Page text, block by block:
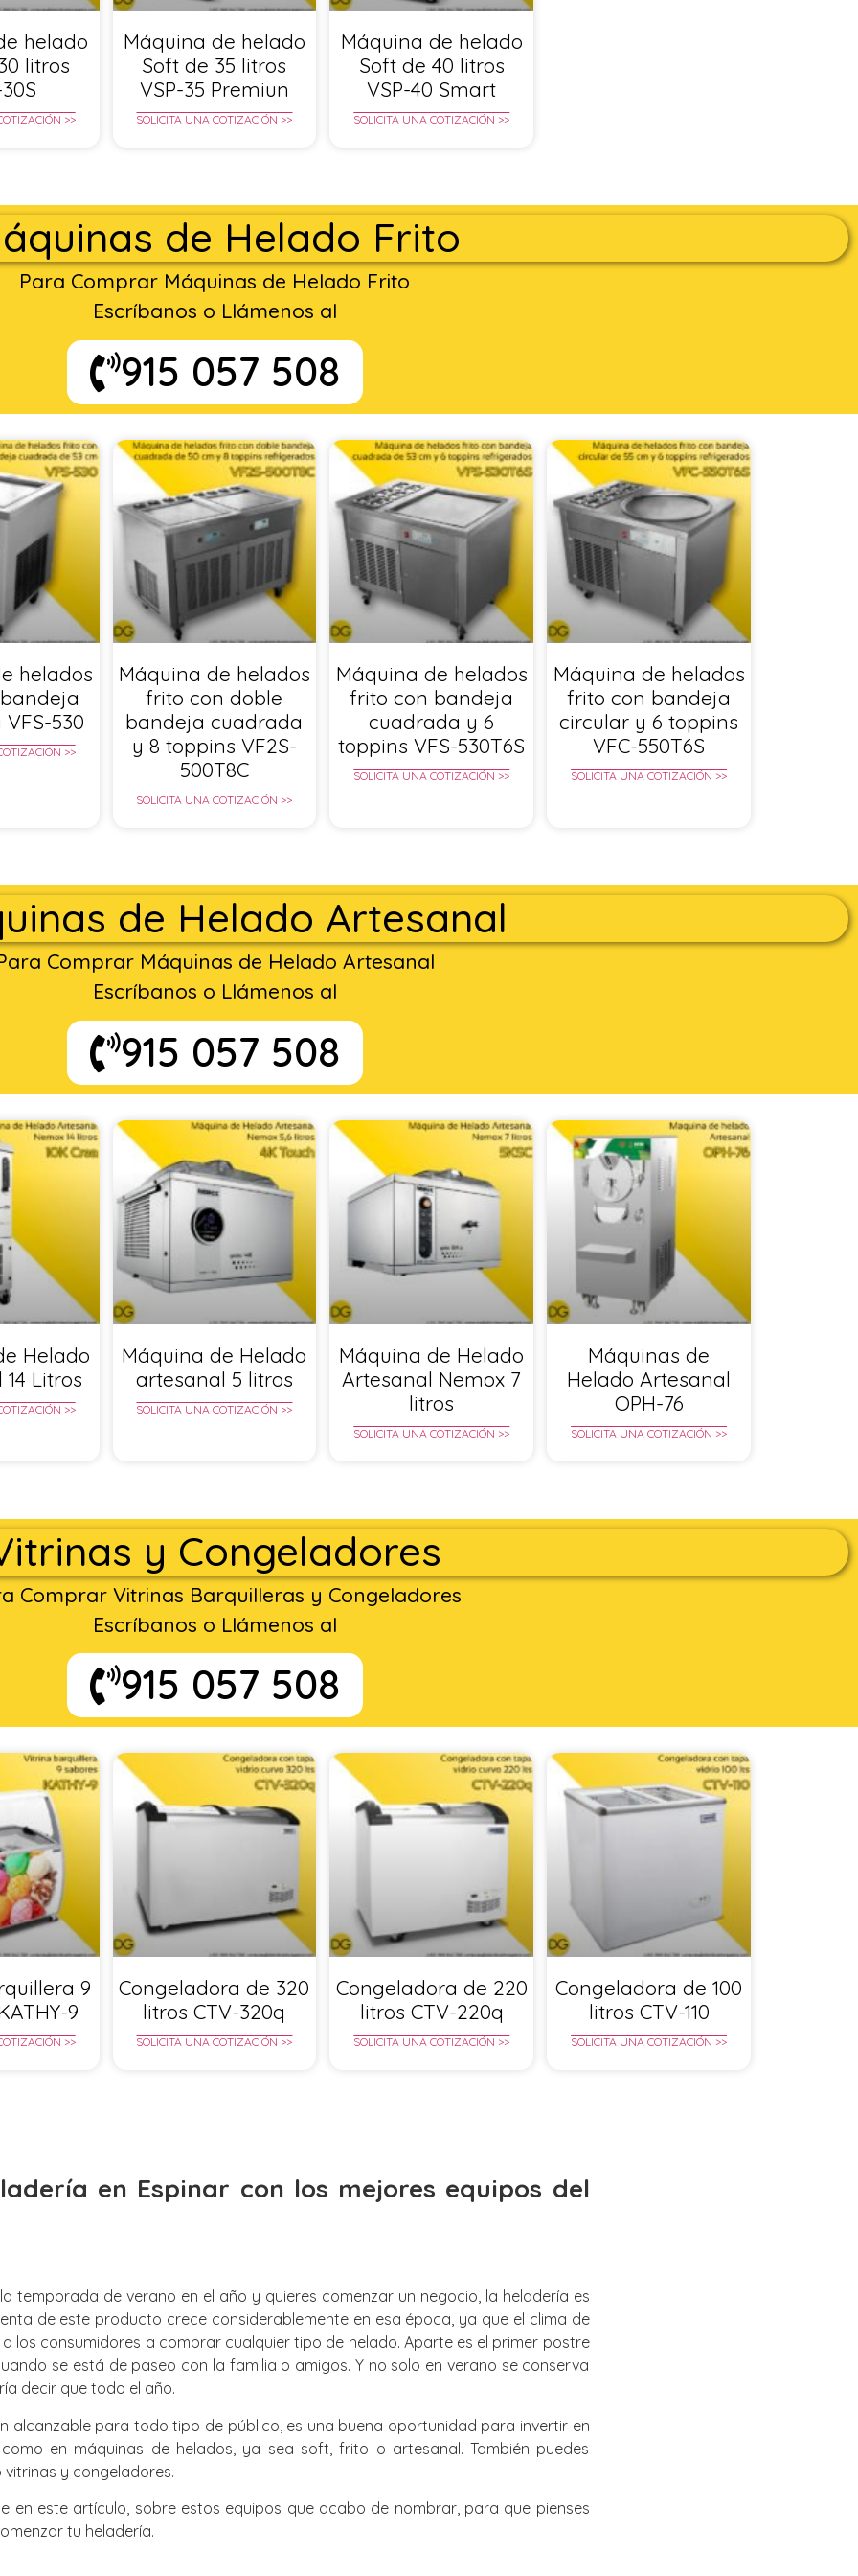
helado
litros
>>
Máquina de helado
Soft de 35 litros
VSP-35 Premiun
SOLICITA UNA COTIZACIÓN >>
Máquina de helado
Soft de 40 litros
VSP-40 Smart
SOLICITA UNA COTIZACIÓN >>
de Helado Frito
Para Comprar Máquinas de Helado Frito
Escríbanos o Llámenos al
915 057 508
helados
530
>>
Máquina de helados
frito con doble
bandeja cuadrada
y 8 toppins VF2S-
500T8C
SOLICITA UNA COTIZACIÓN >>
Máquina de helados
frito con bandeja
cuadrada y 6
toppins VFS-530T6S
SOLICITA UNA COTIZACIÓN >>
Máquina de helados
frito con bandeja
circular y 6 toppins
VFC-550T6S
SOLICITA UNA COTIZACIÓN >>
de Helado Artesanal
Comprar Máquinas de Helado Artesanal
Escríbanos o Llámenos al
915 057 508
Helado
Litros
>>
Máquina de Helado
artesanal 5 litros
SOLICITA UNA COTIZACIÓN >>
Máquina de Helado
Artesanal Nemox 7
litros
SOLICITA UNA COTIZACIÓN >>
Máquinas de
Helado Artesanal
OPH-76
SOLICITA UNA COTIZACIÓN >>
y Congeladores
Comprar Vitrinas Barquilleras y Congeladores
Escríbanos o Llámenos al
915 057 508
9
9
>>
Congeladora de 320
litros CTV-320q
SOLICITA UNA COTIZACIÓN >>
Congeladora de 220
litros CTV-220q
SOLICITA UNA COTIZACIÓN >>
Congeladora de 100
litros CTV-110
SOLICITA UNA COTIZACIÓN >>
en Espinar con los mejores equipos del
temporada de verano en el año y quieres comenzar un negocio, la heladería es
de este producto crece considerablemente en esa época, ya que el clima de
los consumidores a comprar cualquier tipo de helado. Aparte es el primer postre
se está de paseo con la familia o amigos. Y no solo en verano se conserva
decir que todo el año.
alcanzable para todo tipo de público, es una buena oportunidad para invertir en
en máquinas de helados, ya sea soft, frito o artesanal. También puedes
y congeladores.
en este artículo, sobre estos equipos que acabo de nombrar, para que pienses
tu heladería.